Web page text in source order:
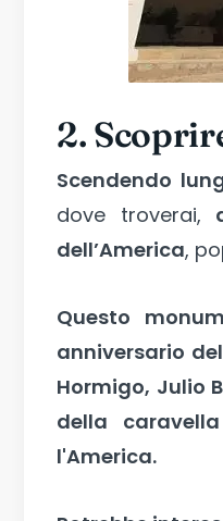
2.
Scendendo
dove troverai,
dell’America,
Questo
anniversario
Hormigo, Julio
della
l'America.